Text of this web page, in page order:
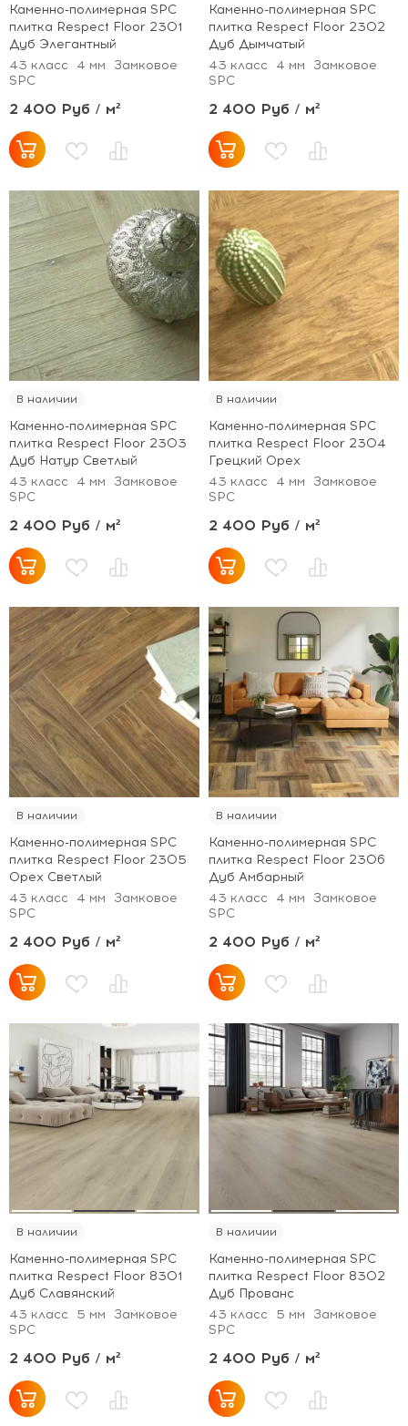
Каменно-полимерная SPC
плитка Respect Floor 2301
Дуб Элегантный
43 класс
4 мм
Замковое
SPC
2 400 Руб / м²
Каменно-полимерная SPC
плитка Respect Floor 2302
Дуб Дымчатый
43 класс
4 мм
Замковое
SPC
2 400 Руб / м²
В наличии
Каменно-полимерная SPC
плитка Respect Floor 2303
Дуб Натур Светлый
43 класс
4 мм
Замковое
SPC
2 400 Руб / м²
В наличии
Каменно-полимерная SPC
плитка Respect Floor 2304
Грецкий Орех
43 класс
4 мм
Замковое
SPC
2 400 Руб / м²
В наличии
Каменно-полимерная SPC
плитка Respect Floor 2305
Орех Светлый
43 класс
4 мм
Замковое
SPC
2 400 Руб / м²
В наличии
Каменно-полимерная SPC
плитка Respect Floor 2306
Дуб Амбарный
43 класс
4 мм
Замковое
SPC
2 400 Руб / м²
В наличии
Каменно-полимерная SPC
плитка Respect Floor 8301
Дуб Славянский
43 класс
5 мм
Замковое
SPC
2 400 Руб / м²
В наличии
Каменно-полимерная SPC
плитка Respect Floor 8302
Дуб Прованс
43 класс
5 мм
Замковое
SPC
2 400 Руб / м²